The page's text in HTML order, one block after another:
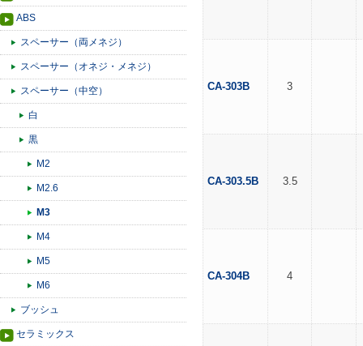
ABS
スペーサー（両メネジ）
スペーサー（オネジ・メネジ）
スペーサー（中空）
白
黒
M2
M2.6
M3
M4
M5
M6
ブッシュ
セラミックス
CA-303B 3
CA-303.5B 3.5
CA-304B 4